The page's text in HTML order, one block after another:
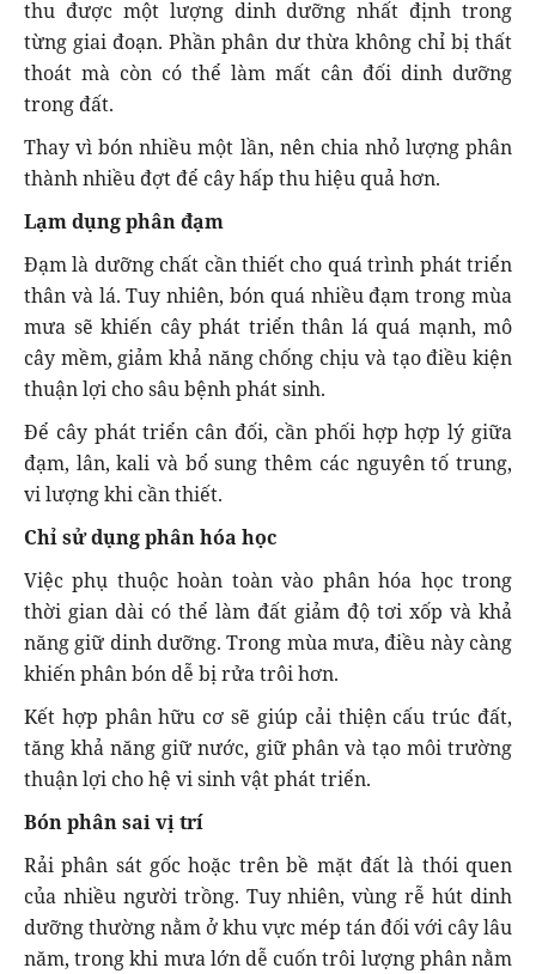
thu được một lượng dinh dưỡng nhất định trong
từng giai đoạn. Phần phân dư thừa không chỉ bị thất
thoát mà còn có thể làm mất cân đối dinh dưỡng
trong đất.
Thay vì bón nhiều một lần, nên chia nhỏ lượng phân
thành nhiều đợt để cây hấp thu hiệu quả hơn.
Lạm dụng phân đạm
Đạm là dưỡng chất cần thiết cho quá trình phát triển
thân và lá. Tuy nhiên, bón quá nhiều đạm trong mùa
mưa sẽ khiến cây phát triển thân lá quá mạnh, mô
cây mềm, giảm khả năng chống chịu và tạo điều kiện
thuận lợi cho sâu bệnh phát sinh.
Để cây phát triển cân đối, cần phối hợp hợp lý giữa
đạm, lân, kali và bổ sung thêm các nguyên tố trung,
vi lượng khi cần thiết.
Chỉ sử dụng phân hóa học
Việc phụ thuộc hoàn toàn vào phân hóa học trong
thời gian dài có thể làm đất giảm độ tơi xốp và khả
năng giữ dinh dưỡng. Trong mùa mưa, điều này càng
khiến phân bón dễ bị rửa trôi hơn.
Kết hợp phân hữu cơ sẽ giúp cải thiện cấu trúc đất,
tăng khả năng giữ nước, giữ phân và tạo môi trường
thuận lợi cho hệ vi sinh vật phát triển.
Bón phân sai vị trí
Rải phân sát gốc hoặc trên bề mặt đất là thói quen
của nhiều người trồng. Tuy nhiên, vùng rễ hút dinh
dưỡng thường nằm ở khu vực mép tán đối với cây lâu
năm, trong khi mưa lớn dễ cuốn trôi lượng phân nằm